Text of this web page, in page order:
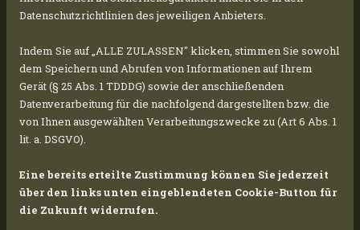
Stiamo installando circa 34.000 moduli su oltre
grandine fino a 10.000 nuovi veicoli.
Il progetto complessivo è suddiviso in due fasi
di costruzione, in modo che l'area possa essere
utilizzata già durante il periodo di costruzione.
La prima fase è in fase avanzata: Le
metallica sono quasi completati e sono stati
installati i primi moduli fotovoltaici.
Datenschutzrichtlinien des jeweiligen Anbieters.
Indem Sie auf „ALLE ZULASSEN" klicken, stimmen Sie sowohl
dem Speichern und Abrufen von Informationen auf Ihrem
Gerät (§ 25 Abs. 1 TDDDG) sowie der anschließenden
Datenverarbeitung für die nachfolgend dargestellten bzw. die
von Ihnen ausgewählten Verarbeitungszwecke zu (Art 6 Abs. 1
lit. a. DSGVO).
Eine bereits erteilte Zustimmung können Sie jederzeit
über den links unten eingeblendeten Cookie-Button für
die Zukunft widerrufen.